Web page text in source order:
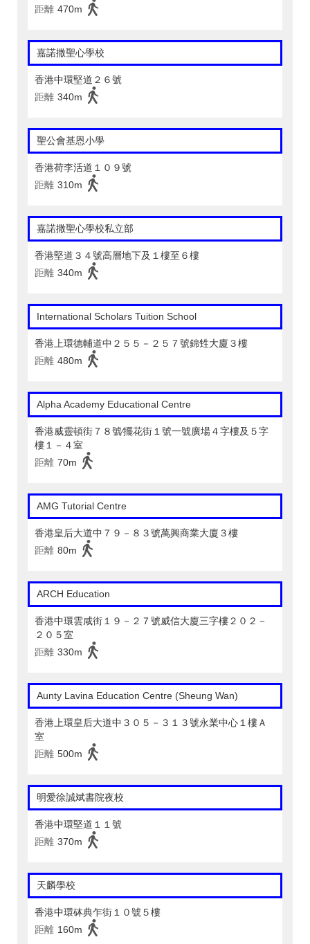
距離 470m
嘉諾撒聖心學校
香港中環堅道２６號
距離 340m
聖公會基恩小學
香港荷李活道１０９號
距離 310m
嘉諾撒聖心學校私立部
香港堅道３４號高層地下及１樓至６樓
距離 340m
International Scholars Tuition School
香港上環德輔道中２５５－２５７號錦甡大廈３樓
距離 480m
Alpha Academy Educational Centre
香港威靈頓街７８號∕擺花街１號一號廣場４字樓及５字
樓１－４室
距離 70m
AMG Tutorial Centre
香港皇后大道中７９－８３號萬興商業大廈３樓
距離 80m
ARCH Education
香港中環雲咸街１９－２７號威信大廈三字樓２０２－
２０５室
距離 330m
Aunty Lavina Education Centre (Sheung Wan)
香港上環皇后大道中３０５－３１３號永業中心１樓Ａ
室
距離 500m
明愛徐誠斌書院夜校
香港中環堅道１１號
距離 370m
天麟學校
香港中環砵典乍街１０號５樓
距離 160m